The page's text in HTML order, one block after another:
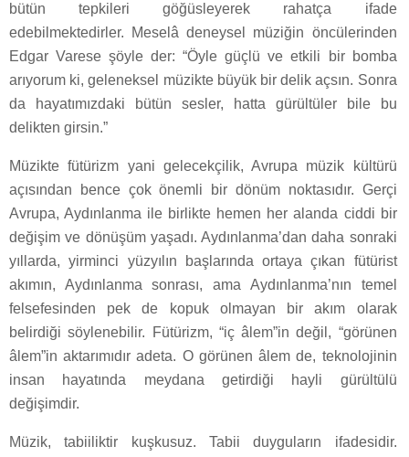
bütün tepkileri göğüsleyerek rahatça ifade
edebilmektedirler. Meselâ deneysel müziğin öncülerinden
Edgar Varese şöyle der: “Öyle güçlü ve etkili bir bomba
arıyorum ki, geleneksel müzikte büyük bir delik açsın. Sonra
da hayatımızdaki bütün sesler, hatta gürültüler bile bu
delikten girsin.”
Müzikte fütürizm yani gelecekçilik, Avrupa müzik kültürü
açısından bence çok önemli bir dönüm noktasıdır. Gerçi
Avrupa, Aydınlanma ile birlikte hemen her alanda ciddi bir
değişim ve dönüşüm yaşadı. Aydınlanma’dan daha sonraki
yıllarda, yirminci yüzyılın başlarında ortaya çıkan fütürist
akımın, Aydınlanma sonrası, ama Aydınlanma’nın temel
felsefesinden pek de kopuk olmayan bir akım olarak
belirdiği söylenebilir. Fütürizm, “iç âlem”in değil, “görünen
âlem”in aktarımıdır adeta. O görünen âlem de, teknolojinin
insan hayatında meydana getirdiği hayli gürültülü
değişimdir.
Müzik, tabiiliktir kuşkusuz. Tabii duyguların ifadesidir.